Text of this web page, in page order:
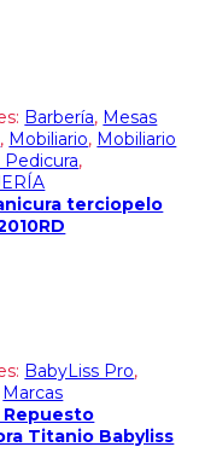
Barbería, Mesas
, Mobiliario, Mobiliario
Pedicura,
terciopelo
BabyLiss Pro,
Marcas
Repuesto
Titanio Babyliss